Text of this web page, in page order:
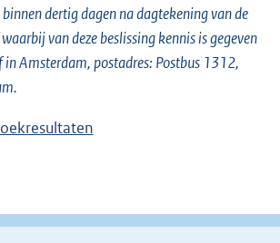
dertig dagen na dagtekening van de
van deze beslissing kennis is gegeven
in Amsterdam, postadres: Postbus 1312,